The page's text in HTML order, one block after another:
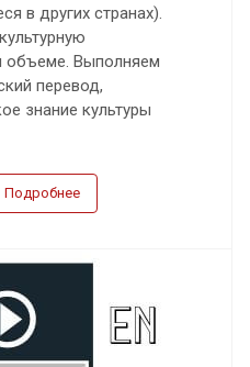
в других странах).
объеме. Выполняем
перевод,
знание культуры
Подробнее